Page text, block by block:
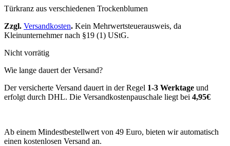
Türkranz aus verschiedenen Trockenblumen
Zzgl. Versandkosten. Kein Mehrwertsteuerausweis, da
Kleinunternehmer nach §19 (1) UStG.
Nicht vorrätig
Wie lange dauert der Versand?
Der versicherte Versand dauert in der Regel 1-3 Werktage und
erfolgt durch DHL. Die Versandkostenpauschale liegt bei 4,95€
Ab einem Mindestbestellwert von 49 Euro, bieten wir automatisch
einen kostenlosen Versand an.